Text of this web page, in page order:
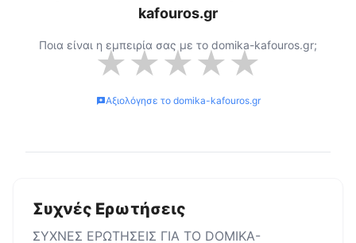
kafouros.gr
Ποια είναι η εμπειρία σας με το domika-kafouros.gr;
★★★★★
Αξιολόγησε το domika-kafouros.gr
Συχνές Ερωτήσεις
ΣΥΧΝΕΣ ΕΡΩΤΗΣΕΙΣ ΓΙΑ ΤΟ DOMIKA-